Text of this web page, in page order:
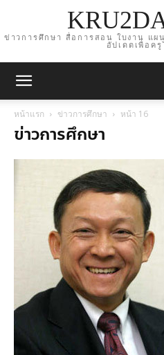
ข่าวการศึกษา สื่อการสอน ใบงาน แ
อัปเดตเพื่อค
หน้าแรก ข่าวการศึกษา หน้า 16
ข่าวการศึกษา